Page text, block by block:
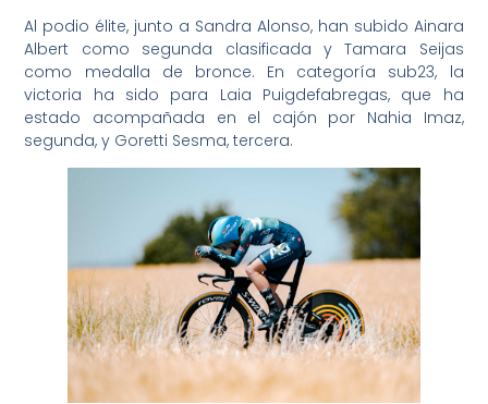
Al podio élite, junto a Sandra Alonso, han subido Ainara
Albert como segunda clasificada y Tamara Seijas
como medalla de bronce. En categoría sub23, la
victoria ha sido para Laia Puigdefabregas, que ha
estado acompañada en el cajón por Nahia Imaz,
segunda, y Goretti Sesma, tercera.